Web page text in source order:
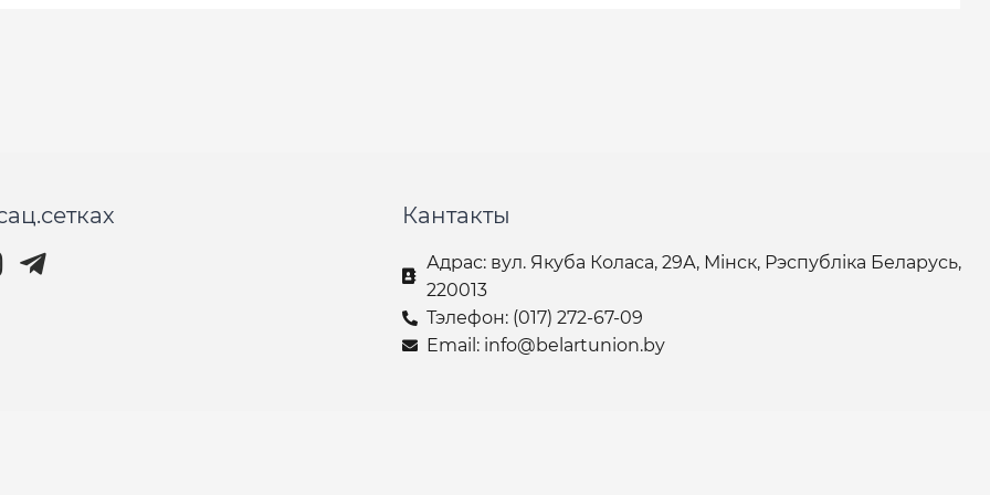
Кантакты
Адрас: вул. Якуба Коласа, 29А, Мінск, Рэспубліка Беларусь,
220013
Тэлефон: (017) 272-67-09
Email: info@belartunion.by